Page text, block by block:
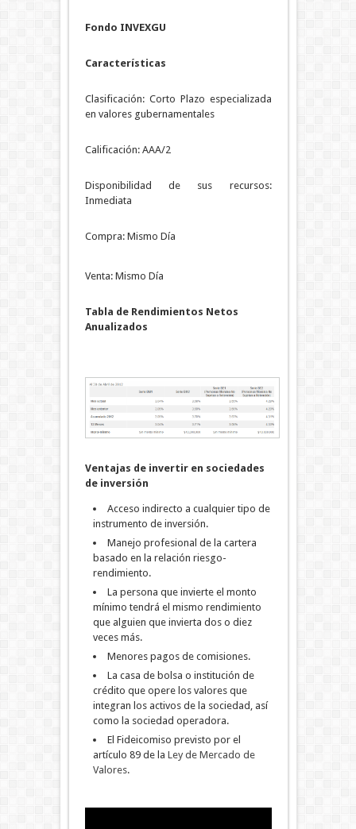
Fondo INVEXGU
Características
Clasificación: Corto Plazo especializada
en valores gubernamentales
Calificación: AAA/2
Disponibilidad de sus recursos:
Inmediata
Compra: Mismo Día
Venta: Mismo Día
Tabla de Rendimientos Netos
Anualizados
Ventajas de invertir en sociedades
de inversión
Acceso indirecto a cualquier tipo de
instrumento de inversión.
Manejo profesional de la cartera
basado en la relación riesgo-
rendimiento.
La persona que invierte el monto
mínimo tendrá el mismo rendimiento
que alguien que invierta dos o diez
veces más.
Menores pagos de comisiones.
La casa de bolsa o institución de
crédito que opere los valores que
integran los activos de la sociedad, así
como la sociedad operadora.
El Fideicomiso previsto por el
artículo 89 de la Ley de Mercado de
Valores.